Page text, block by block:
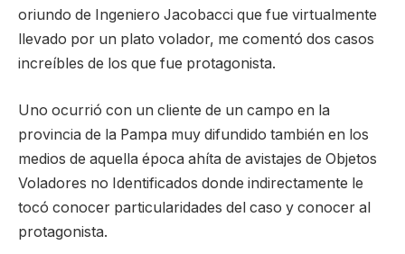
oriundo de Ingeniero Jacobacci que fue virtualmente
llevado por un plato volador, me comentó dos casos
increíbles de los que fue protagonista.
Uno ocurrió con un cliente de un campo en la
provincia de la Pampa muy difundido también en los
medios de aquella época ahíta de avistajes de Objetos
Voladores no Identificados donde indirectamente le
tocó conocer particularidades del caso y conocer al
protagonista.